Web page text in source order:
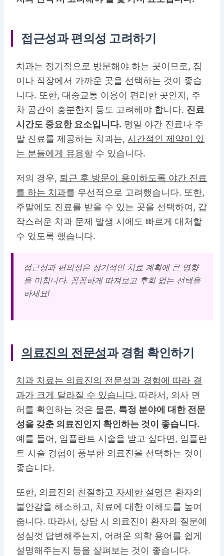
접근성과 편의성 고려하기
치과는 정기적으로 방문해야 하는 곳이므로, 집
이나 직장에서 가까운 곳을 선택하는 것이 좋습
니다. 또한, 대중교통 이용이 편리한 곳인지, 주
차 공간이 충분한지 등도 고려해야 합니다. 진료
시간도 중요한 요소입니다. 평일 야간 진료나 주
말 진료를 제공하는 치과는, 시간적인 제약이 있
는 분들에게 유용할 수 있습니다.
저의 경우, 퇴근 후 방문이 용이하도록 야간 진료
를 하는 치과를 우선적으로 고려했습니다. 또한,
주말에도 진료를 받을 수 있는 곳을 선택하여, 갑
작스러운 치과 문제 발생 시에도 빠르게 대처할
수 있도록 했습니다.
접근성과 편의성은 장기적인 치료 계획에 큰 영향
을 미칩니다. 꼼꼼하게 따져보고 후회 없는 선택을
하세요!
의료진의 전문성과 경험 확인하기
치과 치료는 의료진의 전문성과 경험에 따라 결
과가 크게 달라질 수 있습니다. 따라서, 의사 면
허를 확인하는 것은 물론, 특정 분야에 대한 전문
성을 갖춘 의료진인지 확인하는 것이 좋습니다.
예를 들어, 임플란트 시술을 받고 싶다면, 임플란
트 시술 경험이 풍부한 의료진을 선택하는 것이
좋습니다.
또한, 의료진의 친절하고 자세한 설명은 환자의
불안감을 해소하고, 치료에 대한 이해도를 높여
줍니다. 따라서, 상담 시 의료진이 환자의 질문에
성심껏 답변해주는지, 어려운 의학 용어를 쉽게
설명해주는지 등을 살펴보는 것이 좋습니다.